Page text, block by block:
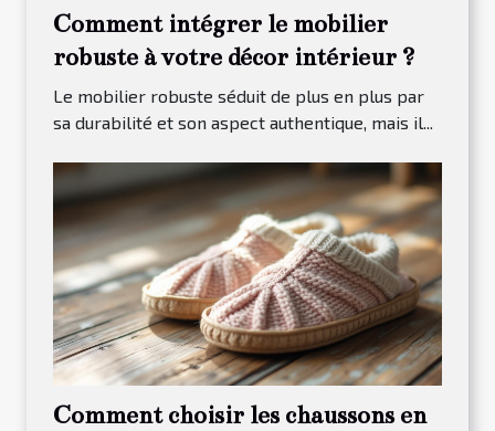
Comment intégrer le mobilier
robuste à votre décor intérieur ?
Le mobilier robuste séduit de plus en plus par
sa durabilité et son aspect authentique, mais il...
Comment choisir les chaussons en